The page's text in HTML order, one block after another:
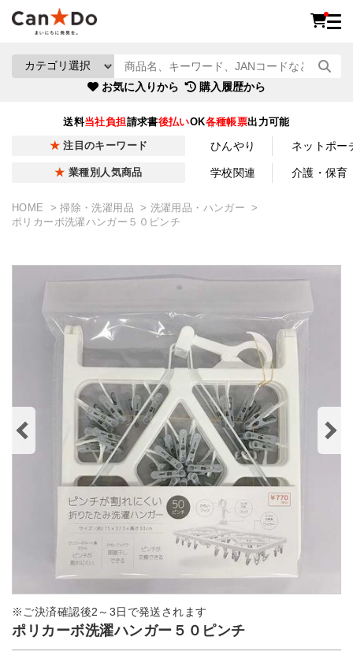
お気に入りから 購入履歴から
送料当社負担請求書後払いOK各種帳票出力可能
注目のキーワード ひんやり ネットポー
業種別人気商品 学校関連 介護・保育
HOME 掃除・洗濯用品
洗濯用品・ハンガー
ポリカーボ洗濯ハンガー５０ピンチ
※ご決済確認後2～3日で発送されます
ポリカーボ洗濯ハンガー５０ピンチ